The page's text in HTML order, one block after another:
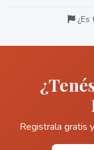
Registrala gratis